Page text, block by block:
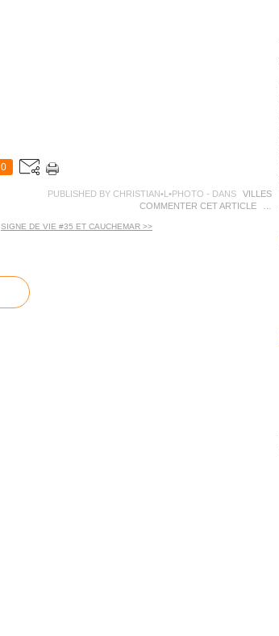
0
PUBLISHED BY CHRISTIAN•L•PHOTO - DANS
VILLES
COMMENTER CET ARTICLE
SIGNE DE VIE #35 ET CAUCHEMAR >>